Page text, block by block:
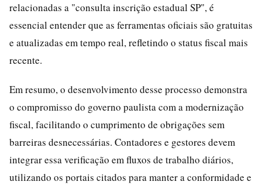
relacionadas a "consulta inscrição estadual SP", é
essencial entender que as ferramentas oficiais são gratuitas
e atualizadas em tempo real, refletindo o status fiscal mais
recente.
Em resumo, o desenvolvimento desse processo demonstra
o compromisso do governo paulista com a modernização
fiscal, facilitando o cumprimento de obrigações sem
barreiras desnecessárias. Contadores e gestores devem
integrar essa verificação em fluxos de trabalho diários,
utilizando os portais citados para manter a conformidade e